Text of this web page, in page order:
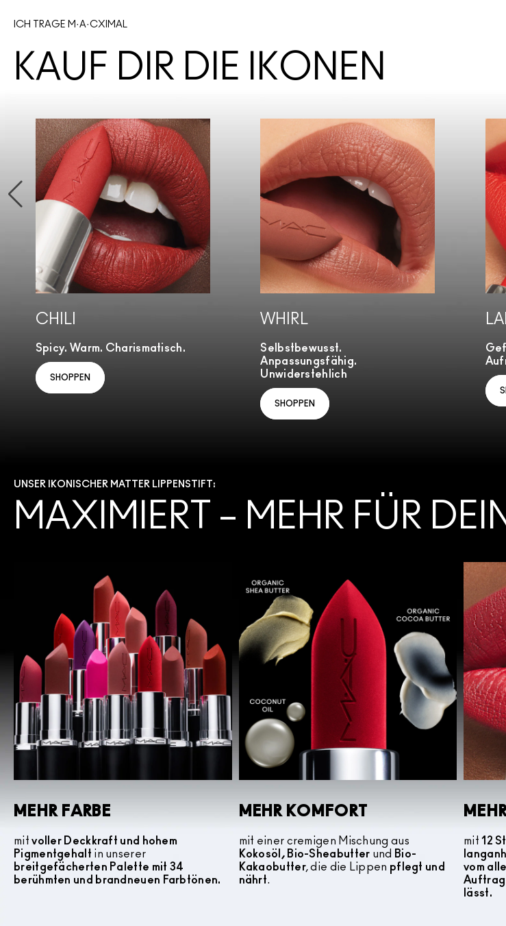
ICH TRAGE M·A·CXIMAL
KAUF DIR DIE IKONEN
CHILI
Spicy. Warm. Charismatisch.
SHOPPEN
WHIRL
Selbstbewusst.
Anpassungsfähig.
Unwiderstehlich
SHOPPEN
UNSER IKONISCHER MATTER LIPPENSTIFT:
MAXIMIERT – MEHR FÜR
MEHR FARBE
mitvoller Deckkraft und hohem
Pigmentgehalt in unserer
breitgefächerten Palette mit 34
berühmten und brandneuen Farbtönen.
MEHR KOMFORT
mit einer cremigen Mischung aus
Kokosöl, Bio-Sheabutter und Bio-
Kakaobutter, die die Lippen pflegt und
nährt.
mit12
vom
Auftrag
lässt.